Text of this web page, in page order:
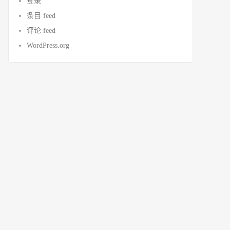
条目 feed
评论 feed
WordPress.org